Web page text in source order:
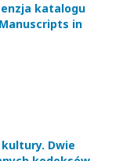
katalogu
in
kultury. Dwie